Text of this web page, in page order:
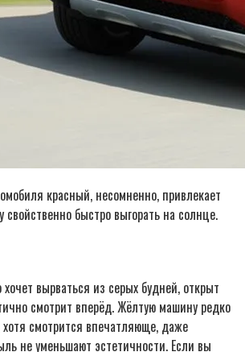
красный, несомненно, привлекает
быстро выгорать на солнце.
вырваться из серых будней, открыт
смотрит вперёд. Жёлтую машину редко
хотя смотрится впечатляюще, даже
не уменьшают эстетичности. Если вы